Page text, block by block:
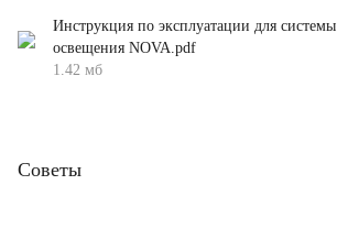
Цоколь
Инструкция по эксплуатации для системы
освещения NOVA.pdf
1.42 мб
Советы